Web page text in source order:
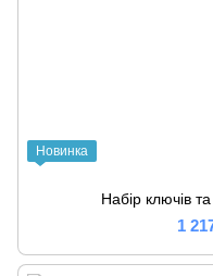
Новинка
Набір ключів
1